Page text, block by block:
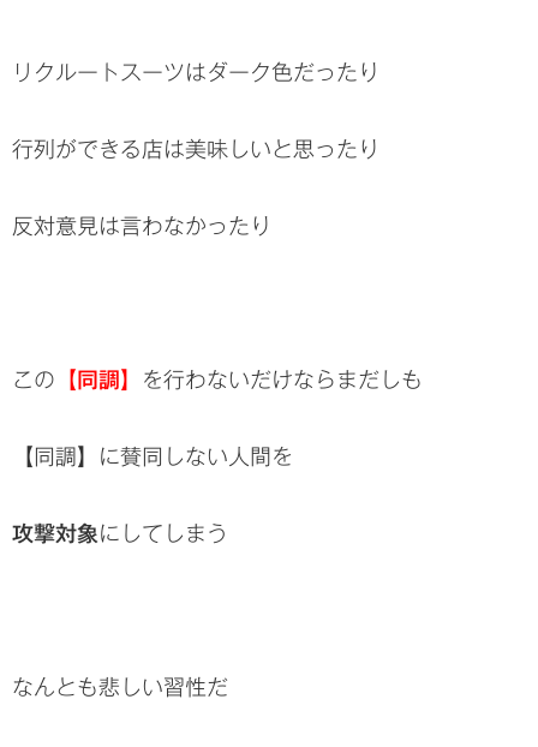
リクルートスーツはダーク色だったり
行列ができる店は美味しいと思ったり
反対意見は言わなかったり
この 【同調】 を行わないだけならまだしも
【同調】に賛同しない人間を
攻撃対象にしてしまう
なんとも悲しい習性だ